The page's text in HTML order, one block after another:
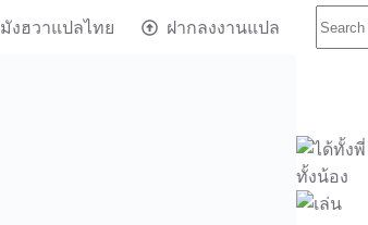
มังฮวาแปลไทย ฝากลงงานแปล